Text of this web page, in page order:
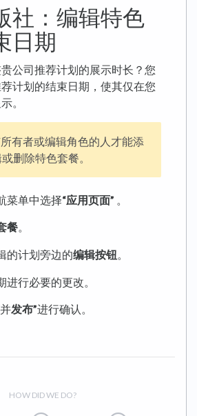
社：编辑特色
日期
公司推荐计划的展示时长？您
计划的结束日期，使其仅在您
。
有者或编辑角色的人才能添
删除特色套餐。
菜单中选择“应用页面” 。
餐。
的计划旁边的编辑按钮。
进行必要的更改。
并发布”进行确认。
HOW DID WE DO?